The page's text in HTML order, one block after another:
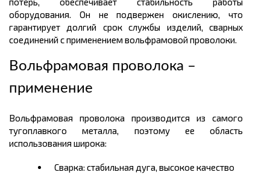
оборудования. Он не подвержен окислению, что
гарантирует долгий срок службы изделий, сварных
соединений с применением вольфрамовой проволоки.
Вольфрамовая проволока –
применение
Вольфрамовая проволока производится из самого
тугоплавкого металла, поэтому ее область
использования широка:
Сварка: стабильная дуга, высокое качество